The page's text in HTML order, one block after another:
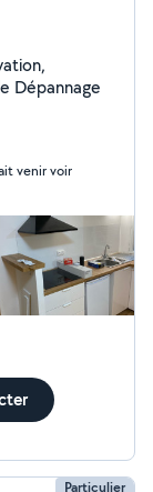
bâtiment et tertiaire Surface commerciale Dépannage
venir voir
Particulier